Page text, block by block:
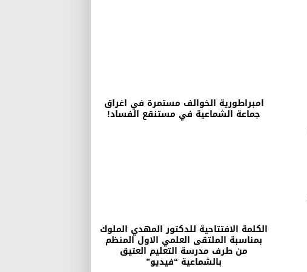
امبراطورية الخوالف مستمرة في اغراق
جماعة الشماعية في مستنقع الفساد!
الكلمة الافتتاحية للدكتور المهدي الملوك
بمناسبة الملتقى العلمي الاول المنظم
من طرف مدرسة التعليم العتيق
بالشماعية “فيديو”